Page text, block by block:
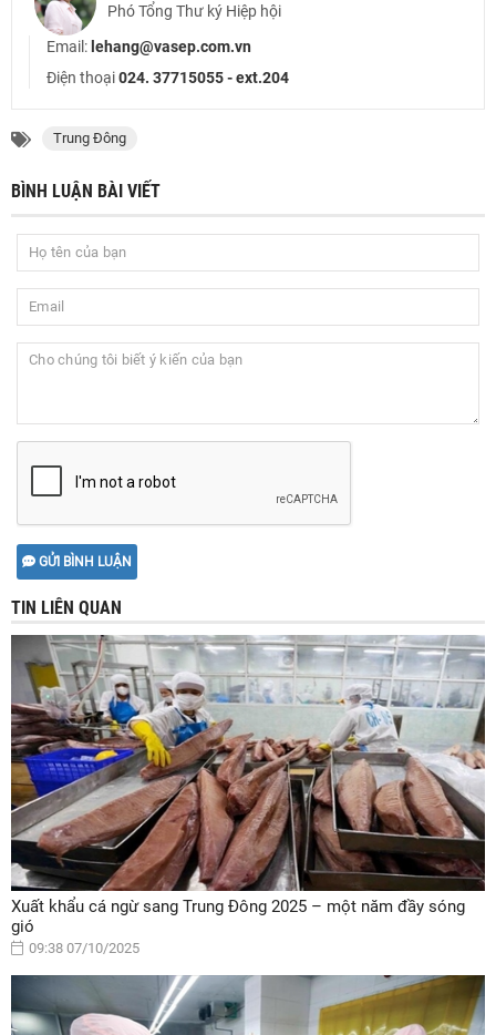
Phó Tổng Thư ký Hiệp hội
Email: lehang@vasep.com.vn
Điện thoại024. 37715055 - ext.204
Trung Đông
BÌNH LUẬN BÀI VIẾT
GỬI BÌNH LUẬN
TIN LIÊN QUAN
Xuất khẩu cá ngừ sang Trung Đông 2025 – một năm đầy sóng
gió
09:38 07/10/2025